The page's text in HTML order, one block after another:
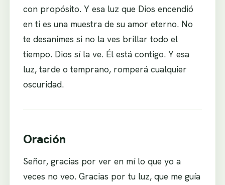
con propósito. Y esa luz que Dios encendió
en ti es una muestra de su amor eterno. No
te desanimes si no la ves brillar todo el
tiempo. Dios sí la ve. Él está contigo. Y esa
luz, tarde o temprano, romperá cualquier
oscuridad.
Oración
Señor, gracias por ver en mí lo que yo a
veces no veo. Gracias por tu luz, que me guía